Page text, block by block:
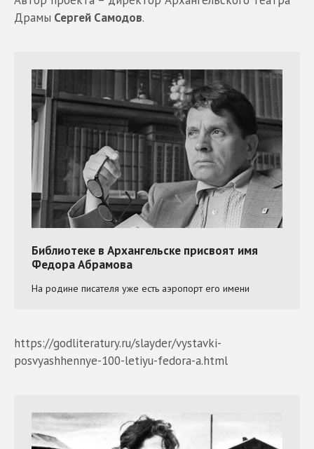
Драмы Сергей Самодов.
https://godliteratury.ru/slayder/vystavki-
posvyashhennye-100-letiyu-fedora-a.html